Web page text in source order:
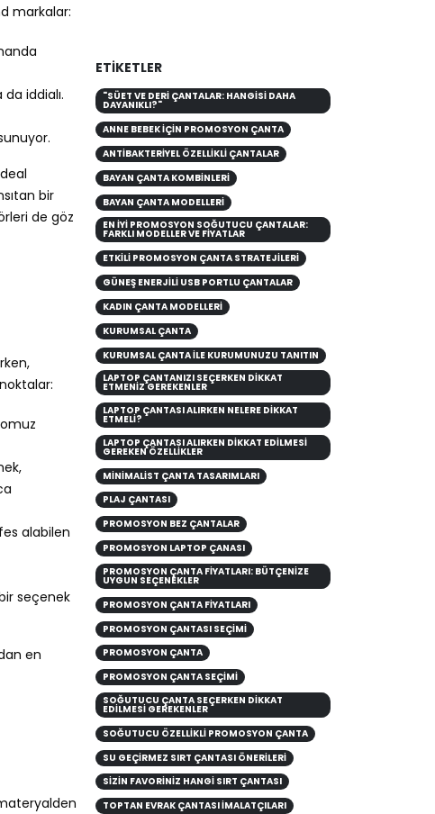
markalar:
iddialı.
bir
de göz
alabilen
seçenek
en
ETIKETLER
"SÜET VE DERI ÇANTALAR: HANGISI DAHA
DAYANIKLI?"
ANNE BEBEK İÇIN PROMOSYON ÇANTA
ANTIBAKTERIYEL ÖZELLIKLI ÇANTALAR
BAYAN ÇANTA KOMBİNLERİ
BAYAN ÇANTA MODELLERİ
EN İYI PROMOSYON SOĞUTUCU ÇANTALAR:
FARKLI MODELLER VE FIYATLAR
ETKILI PROMOSYON ÇANTA STRATEJILERI
GÜNEŞ ENERJILI USB PORTLU ÇANTALAR
KADIN ÇANTA MODELLERİ
KURUMSAL ÇANTA
KURUMSAL ÇANTA ILE KURUMUNUZU TANITIN
LAPTOP ÇANTANIZI SEÇERKEN DIKKAT
ETMENIZ GEREKENLER
LAPTOP ÇANTASI ALIRKEN NELERE DİKKAT
ETMELİ?
LAPTOP ÇANTASI ALIRKEN DIKKAT EDILMESI
GEREKEN ÖZELLIKLER
MINIMALIST ÇANTA TASARIMLARI
PLAJ ÇANTASI
PROMOSYON BEZ ÇANTALAR
PROMOSYON LAPTOP ÇANASI
PROMOSYON ÇANTA FIYATLARI: BÜTÇENIZE
UYGUN SEÇENEKLER
PROMOSYON ÇANTA FİYATLARI
PROMOSYON ÇANTASI SEÇİMİ
PROMOSYON ÇANTA
PROMOSYON ÇANTA SEÇIMI
SOĞUTUCU ÇANTA SEÇERKEN DIKKAT
EDILMESI GEREKENLER
SOĞUTUCU ÖZELLIKLI PROMOSYON ÇANTA
SU GEÇIRMEZ SIRT ÇANTASI ÖNERILERI
SİZİN FAVORİNİZ HANGİ SIRT ÇANTASI
TOPTAN EVRAK ÇANTASI İMALATÇILARI